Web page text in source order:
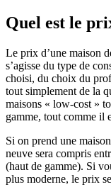
Quel est le
Le prix d’une maison
s’agisse du type de
choisi, du choix du
tout simplement de la
maisons « low-cost »
gamme, tout comme il
Si on prend une
neuve sera compris
(haut de gamme). Si
plus moderne, le prix